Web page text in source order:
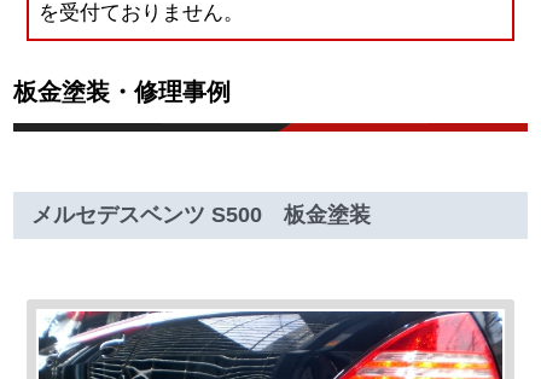
を受付ておりません。
板金塗装・修理事例
メルセデスベンツ S500 板金塗装